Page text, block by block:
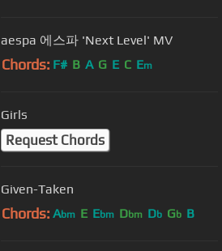
aespa 에스파 'Next Level' MV
Chords: F# B A G E C Em
Girls
Request Chords
Given-Taken
Chords: Abm E Ebm Dbm Db Gb B